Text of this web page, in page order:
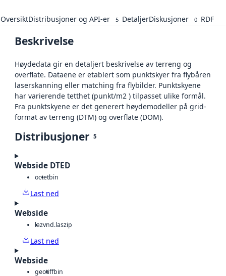
OversiktDistribusjoner og API-er 5 DetaljerDiskusjoner 0 RDF
Beskrivelse
Høydedata gir en detaljert beskrivelse av terreng og
overflate. Dataene er etablert som punktskyer fra flybåren
laserskanning eller matching fra flybilder. Punktskyene
har varierende tetthet (punkt/m2 ) tilpasset ulike formål.
Fra punktskyene er det generert høydemodeller på grid-
format av terreng (DTM) og overflate (DOM).
Distribusjoner 5
Webside DTED
octetbin
Last ned
Webside
lazvnd.laszip
Last ned
Webside
geotiffbin